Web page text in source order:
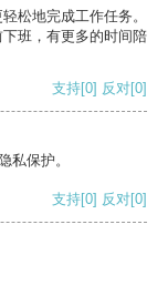
松地完成工作任务。
班，有更多的时间陪
支持[0] 反对[0]
私保护。
支持[0] 反对[0]